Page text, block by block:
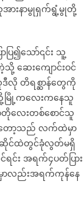
အားနာမွုရှက်ရွံ့မွုတို့
ြ၍သော်၎င်း သူ့
ဆေးကျောင်းဝင်
လို တိရစ္ဆာန်တွေကို
မြို့ကလေးကနေသူ
တိုလေးတစ်စောင်သူ
ခဲ့တော့သည် လက်ထဲမှာ
ဆိုင်ထဲတွင်ခုံလွတ်မရှိ
င်း အရက်၄ပတ်ပြား
မှာလည်းအရက်ကုန်နေ